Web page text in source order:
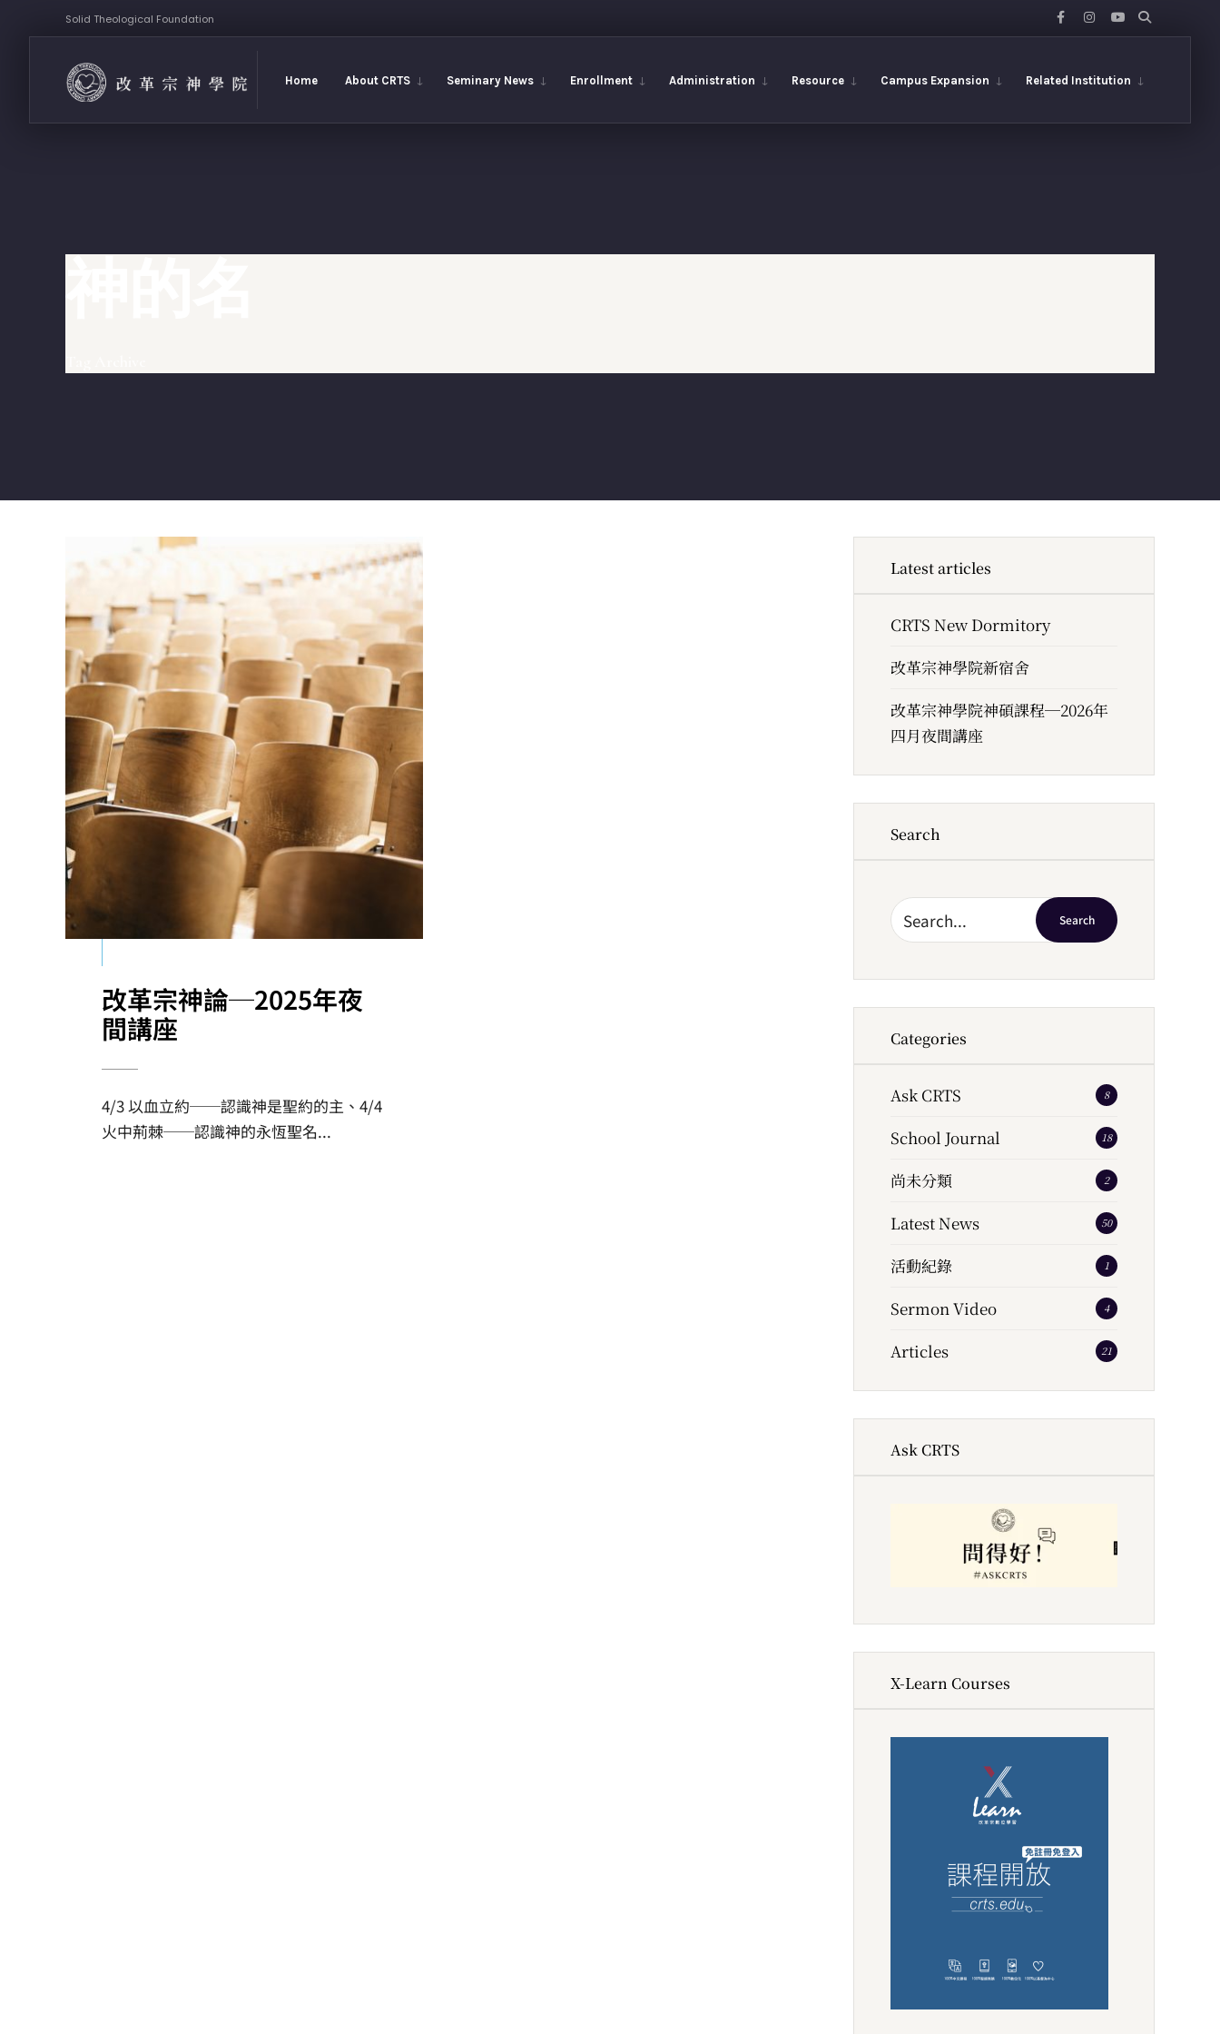
Solid Theological Foundation
Home About CRTS Seminary News Enrollment Administration Resource Campus Expansion Related Institution
改革宗神論─2025年夜
間講座
4/3 以血立約──認識神是聖約的主、4/4
火中荊棘──認識神的永恆聖名...
Latest articles
CRTS New Dormitory
改革宗神學院新宿舍
改革宗神學院神碩課程─2026年
四月夜間講座
Search
Search
Categories
Ask CRTS 8
School Journal 18
尚未分類 2
Latest News 50
活動紀錄 1
Sermon Video 4
Articles 21
Ask CRTS
X-Learn Courses